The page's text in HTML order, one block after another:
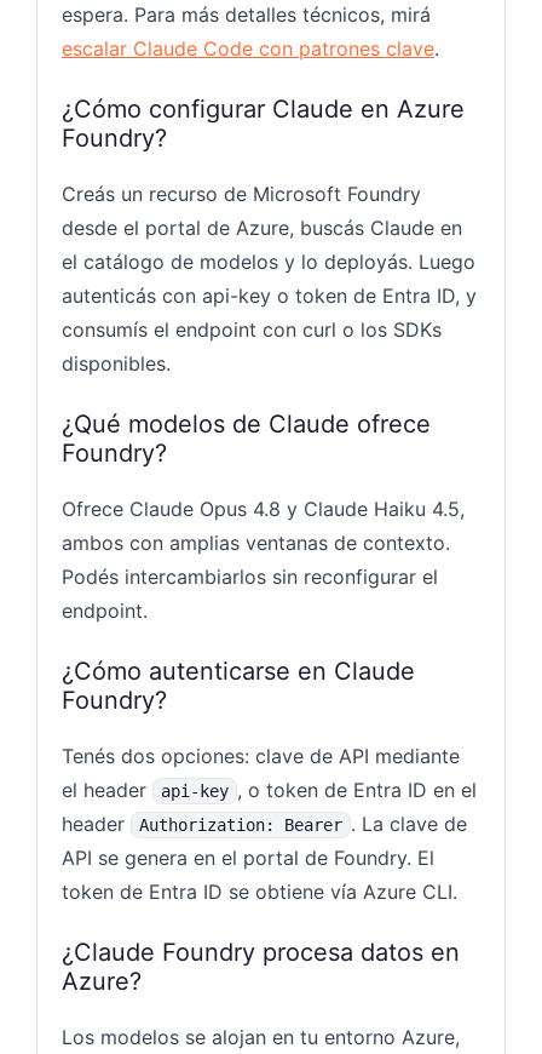
espera. Para más detalles técnicos, mirá
escalar Claude Code con patrones clave.
¿Cómo configurar Claude en Azure
Foundry?
Creás un recurso de Microsoft Foundry
desde el portal de Azure, buscás Claude en
el catálogo de modelos y lo deployás. Luego
autenticás con api-key o token de Entra ID, y
consumís el endpoint con curl o los SDKs
disponibles.
¿Qué modelos de Claude ofrece
Foundry?
Ofrece Claude Opus 4.8 y Claude Haiku 4.5,
ambos con amplias ventanas de contexto.
Podés intercambiarlos sin reconfigurar el
endpoint.
¿Cómo autenticarse en Claude
Foundry?
Tenés dos opciones: clave de API mediante
el header
api-key , o token de Entra ID en el
header
Authorization: Bearer . La clave de
API se genera en el portal de Foundry. El
token de Entra ID se obtiene vía Azure CLI.
¿Claude Foundry procesa datos en
Azure?
Los modelos se alojan en tu entorno Azure,